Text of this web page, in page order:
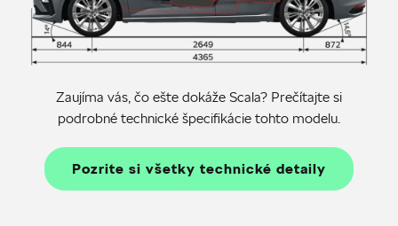
Zaujíma vás, čo ešte dokáže Scala? Prečítajte si
podrobné technické špecifikácie tohto modelu.
Pozrite si všetky technické detaily